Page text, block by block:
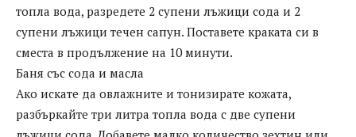
топла вода, разредете 2 супени лъжици сода и 2
супени лъжици течен сапун. Поставете краката си в
сместа в продължение на 10 минути.
Баня със сода и масла
Ако искате да овлажните и тонизирате кожата,
разбъркайте три литра топла вода с две супени